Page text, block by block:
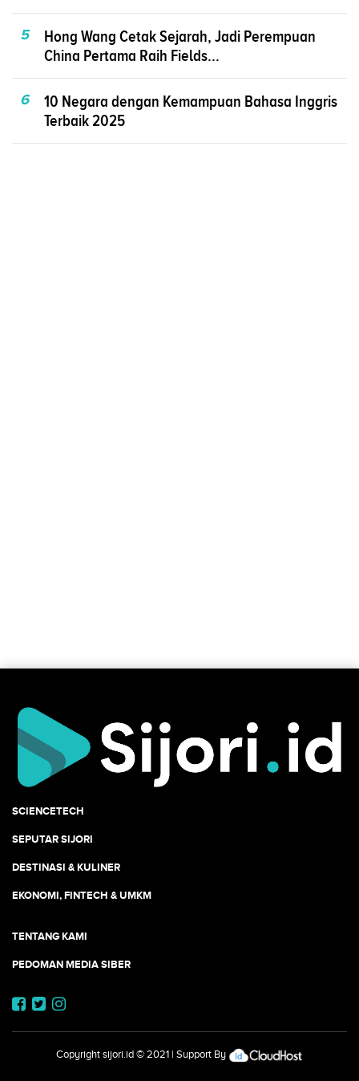
5
Hong Wang Cetak Sejarah, Jadi Perempuan
China Pertama Raih Fields...
6
10 Negara dengan Kemampuan Bahasa Inggris
Terbaik 2025
SCIENCETECH
SEPUTAR SIJORI
DESTINASI & KULINER
EKONOMI, FINTECH & UMKM
TENTANG KAMI
PEDOMAN MEDIA SIBER
Copyright sijori.id© 2021 | Support By